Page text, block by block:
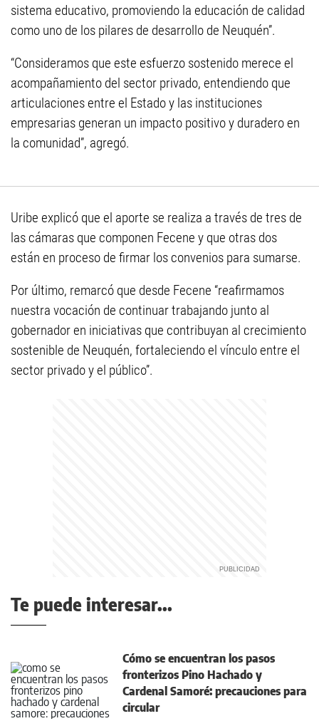
sistema educativo, promoviendo la educación de calidad
como uno de los pilares de desarrollo de Neuquén”.
“Consideramos que este esfuerzo sostenido merece el
acompañamiento del sector privado, entendiendo que
articulaciones entre el Estado y las instituciones
empresarias generan un impacto positivo y duradero en
la comunidad”, agregó.
Uribe explicó que el aporte se realiza a través de tres de
las cámaras que componen Fecene y que otras dos
están en proceso de firmar los convenios para sumarse.
Por último, remarcó que desde Fecene “reafirmamos
nuestra vocación de continuar trabajando junto al
gobernador en iniciativas que contribuyan al crecimiento
sostenible de Neuquén, fortaleciendo el vínculo entre el
sector privado y el público”.
Te puede interesar...
Cómo se encuentran los pasos
fronterizos Pino Hachado y
Cardenal Samoré: precauciones para
circular